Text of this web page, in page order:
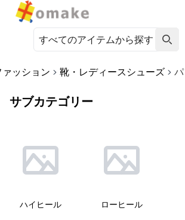
ッション 靴・レディースシューズ
サブカテゴリー
ハイヒール ローヒール